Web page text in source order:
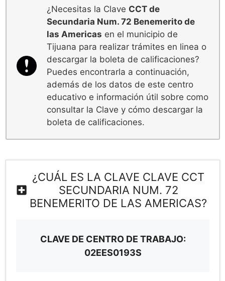
¿Necesitas la Clave CCT de
Secundaria Num. 72 Benemerito de
las Americas en el municipio de
Tijuana para realizar trámites en linea o
descargar la boleta de calificaciones?
Puedes encontrarla a continuación,
además de los datos de este centro
educativo e información útil sobre como
consultar la Clave y cómo descargar la
boleta de calificaciones.
¿CUÁL ES LA CLAVE CLAVE CCT
SECUNDARIA NUM. 72
BENEMERITO DE LAS AMERICAS?
CLAVE DE CENTRO DE TRABAJO:
02EES0193S